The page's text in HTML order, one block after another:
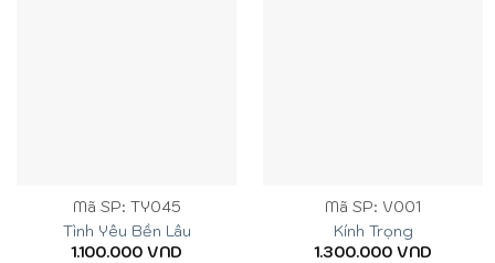
Mã SP: TY045
Tình Yêu Bền Lâu
1.100.000 VND
Mã SP: V001
Kính Trọng
1.300.000 VND